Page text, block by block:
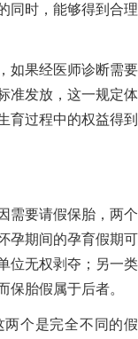
同时，能够得到合理
如果经医师诊断需要
准发放，这一规定体
育过程中的权益得到
需要请假保胎，两个
孕期间的孕育假期可
位无权剥夺；另一类
保胎假属于后者。
个是完全不同的假